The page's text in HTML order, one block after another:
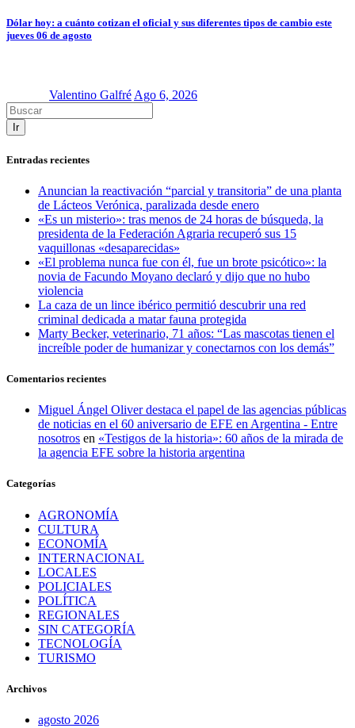
Dólar hoy: a cuánto cotizan el oficial y sus diferentes tipos de cambio este
jueves 06 de agosto
Valentino GalfréAgo 6, 2026
Ir
Entradas recientes
Anuncian la reactivación “parcial y transitoria” de una planta
de Lácteos Verónica, paralizada desde enero
«Es un misterio»: tras menos de 24 horas de búsqueda, la
presidenta de la Federación Agraria recuperó sus 15
vaquillonas «desaparecidas»
«El problema nunca fue con él, fue un brote psicótico»: la
novia de Facundo Moyano declaró y dijo que no hubo
violencia
La caza de un lince ibérico permitió descubrir una red
criminal dedicada a matar fauna protegida
Marty Becker, veterinario, 71 años: “Las mascotas tienen el
increíble poder de humanizar y conectarnos con los demás”
Comentarios recientes
Miguel Ángel Oliver destaca el papel de las agencias públicas
de noticias en el 60 aniversario de EFE en Argentina - Entre
nosotros en «Testigos de la historia»: 60 años de la mirada de
la agencia EFE sobre la historia argentina
Categorías
AGRONOMÍA
CULTURA
ECONOMÍA
INTERNACIONAL
LOCALES
POLICIALES
POLÍTICA
REGIONALES
SIN CATEGORÍA
TECNOLOGÍA
TURISMO
Archivos
agosto 2026